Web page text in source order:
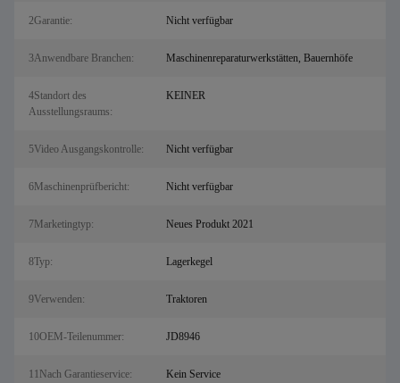
2Garantie: Nicht verfügbar
3Anwendbare Branchen: Maschinenreparaturwerkstätten, Bauernhöfe
4Standort des
Ausstellungsraums:
KEINER
5Video Ausgangskontrolle: Nicht verfügbar
6Maschinenprüfbericht: Nicht verfügbar
7Marketingtyp: Neues Produkt 2021
8Typ: Lagerkegel
9Verwenden: Traktoren
10OEM-Teilenummer: JD8946
11Nach Garantieservice: Kein Service